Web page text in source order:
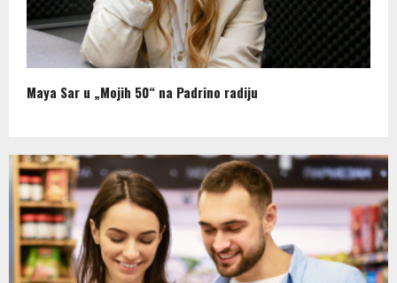
Maya Sar u „Mojih 50“ na Padrino radiju